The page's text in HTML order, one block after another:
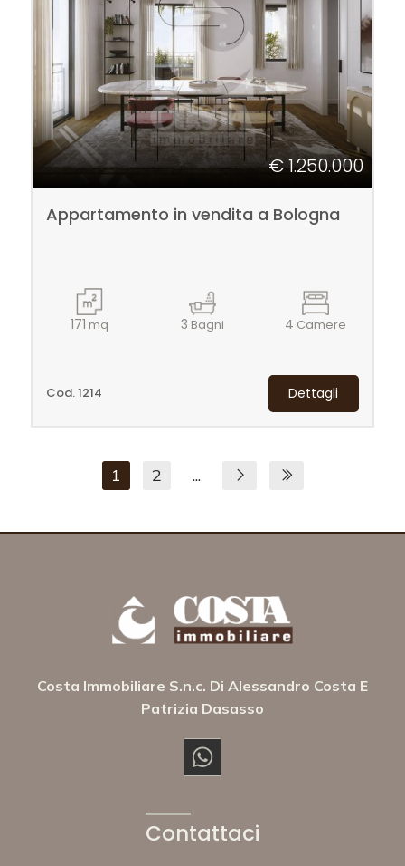
€ 1.250.000
Appartamento in vendita a Bologna
171 mq 3 Bagni 4 Camere
Cod. 1214 Dettagli
1 2 ...
Costa Immobiliare S.n.c. Di Alessandro Costa E
Patrizia Dasasso
Contattaci